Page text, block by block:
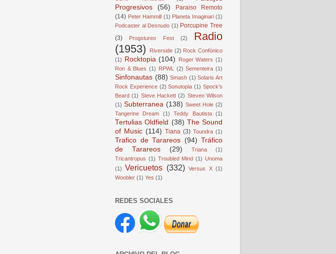
Progresivos
(56)
Paraiso Remoto
(14) Peter Hammill (1) Planeta Imaginari (1)
Podcaster al Desnudo (1) Porcupine Tree
(3)
Progstureo Fest (2)
Radio
(1953)
Riverside (2) Rock Confónico
(1)
Rocktopia (104) Roger Waters (1)
Ron & Blues (1) RPWL (2) Sementeira (1)
Sinfonautas (88) Smash (1) Solaris Art
Rock Experience (2) Sonutopia (1) Spock's
Beard (1) Steve Hackett (2) Steven Wilson
(1) Subterranea (138) Sweet Hole (2)
Tangerine Dream
(1) Teddy Bautista (1)
Tertulias Oldfield (38) The Sound
of Music (114) Tiana (3) Toundra (1)
Trafico de Tarareos (94) Tráfico
de Tarareos
(29) Triana
(1)
Tricantropus (1) Troubled Mind (1) Unoma
(1)
Vericuetos (332) Versus X (1)
Woobler (1) Yes (1)
REDES SOCIALES